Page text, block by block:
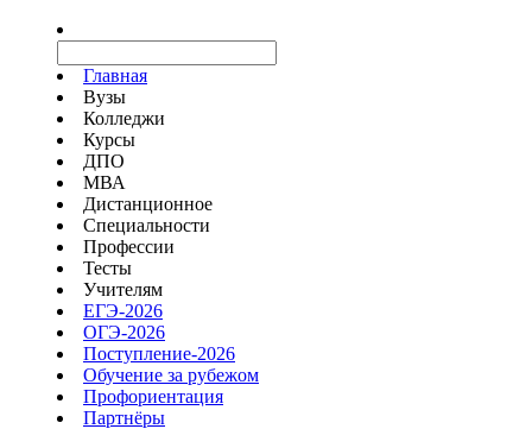
Главная
Вузы
Колледжи
Курсы
ДПО
МВА
Дистанционное
Специальности
Профессии
Тесты
Учителям
ЕГЭ-2026
ОГЭ-2026
Поступление-2026
Обучение за рубежом
Профориентация
Партнёры